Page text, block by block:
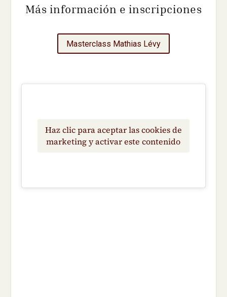
Más información e inscripciones
Masterclass Mathias Lévy
Haz clic para aceptar las cookies de
marketing y activar este contenido